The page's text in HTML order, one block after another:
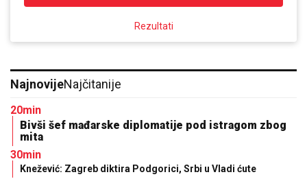
Rezultati
NajnovijeNajčitanije
20min
Bivši šef mađarske diplomatije pod istragom zbog
mita
30min
Knežević: Zagreb diktira Podgorici, Srbi u Vladi ćute